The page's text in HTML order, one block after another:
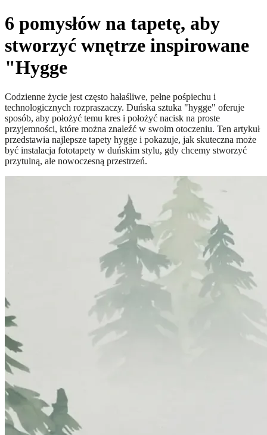
6 pomysłów na tapetę, aby
stworzyć wnętrze inspirowane
"Hygge
Codzienne życie jest często hałaśliwe, pełne pośpiechu i
technologicznych rozpraszaczy. Duńska sztuka "hygge" oferuje
sposób, aby położyć temu kres i położyć nacisk na proste
przyjemności, które można znaleźć w swoim otoczeniu. Ten artykuł
przedstawia najlepsze tapety hygge i pokazuje, jak skuteczna może
być instalacja fototapety w duńskim stylu, gdy chcemy stworzyć
przytulną, ale nowoczesną przestrzeń.